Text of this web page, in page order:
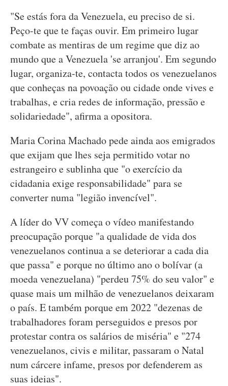
"Se estás fora da Venezuela, eu preciso de si.
Peço-te que te faças ouvir. Em primeiro lugar
combate as mentiras de um regime que diz ao
mundo que a Venezuela 'se arranjou'. Em segundo
lugar, organiza-te, contacta todos os venezuelanos
que conheças na povoação ou cidade onde vives e
trabalhas, e cria redes de informação, pressão e
solidariedade", afirma a opositora.
Maria Corina Machado pede ainda aos emigrados
que exijam que lhes seja permitido votar no
estrangeiro e sublinha que "o exercício da
cidadania exige responsabilidade" para se
converter numa "legião invencível".
A líder do VV começa o vídeo manifestando
preocupação porque "a qualidade de vida dos
venezuelanos continua a se deteriorar a cada dia
que passa" e porque no último ano o bolívar (a
moeda venezuelana) "perdeu 75% do seu valor" e
quase mais um milhão de venezuelanos deixaram
o país. E também porque em 2022 "dezenas de
trabalhadores foram perseguidos e presos por
protestar contra os salários de miséria" e "274
venezuelanos, civis e militar, passaram o Natal
num cárcere infame, presos por defenderem as
suas ideias".